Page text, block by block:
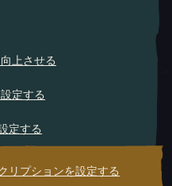
上させる
定する
定する
リプションを設定する